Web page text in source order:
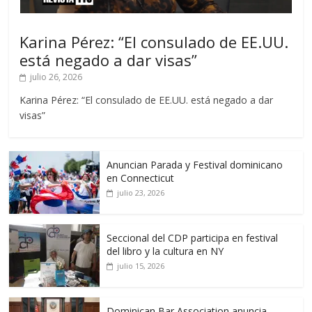
Karina Pérez: “El consulado de EE.UU.
está negado a dar visas”
julio 26, 2026
Karina Pérez: “El consulado de EE.UU. está negado a dar
visas”
Anuncian Parada y Festival dominicano
en Connecticut
julio 23, 2026
Seccional del CDP participa en festival
del libro y la cultura en NY
julio 15, 2026